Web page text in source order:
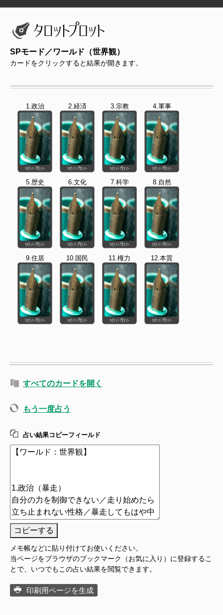
SPモード／ワールド（世界観）
カードをクリックすると結果が開きます。
1.政治 2.経済 3.宗教 4.軍事
5.歴史 6.文化 7.科学 8.自然
9.住居 10.国民 11.権力 12.本質
すべてのカードを開く
もう一度占う
占い結果コピーフィールド
コピーする
メモ帳などに貼り付けてお使いください。
当ページをブラウザのブックマーク（お気に入り）に登録するこ
とで、いつでもこの占い結果を閲覧できます。
印刷用ページを生成